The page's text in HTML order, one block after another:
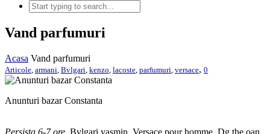
Vand parfumuri
Acasa Vand parfumuri
Articole armani Bvlgari kenzo lacoste parfumuri versace, 0
Anunturi bazar Constanta
Persista 6-7 ore. Bvlgari yasmin. Versace pour homme. Dg the oan.